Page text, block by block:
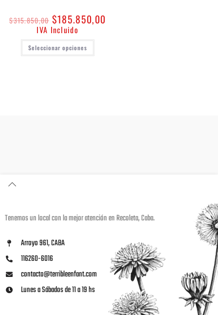
$315.850,00 $185.850,00
IVA Incluido
Seleccionar opciones
Tenemos un local con la mejor atención en Recoleta, Caba.
Arroyo 961, CABA
116260-6016
contacto@terribleenfant.com
Lunes a Sábados de 11 a 19 hs